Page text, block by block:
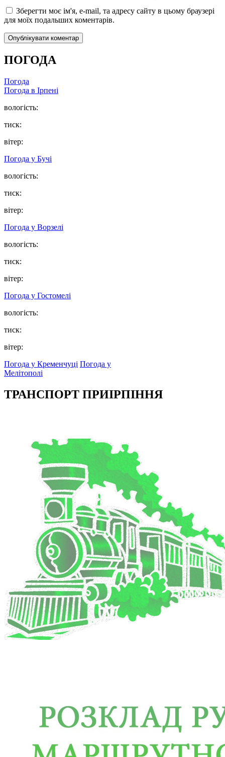
Зберегти моє ім'я, e-mail, та адресу сайту в цьому браузері
для моїх подальших коментарів.
ПОГОДА
Погода
Погода в Ірпені
вологість:
тиск:
вітер:
Погода у Бучі
вологість:
тиск:
вітер:
Погода у Ворзелі
вологість:
тиск:
вітер:
Погода у Гостомелі
вологість:
тиск:
вітер:
Погода у Кременчуці Погода у
Мелітополі
ТРАНСПОРТ ПРИІРПІННЯ